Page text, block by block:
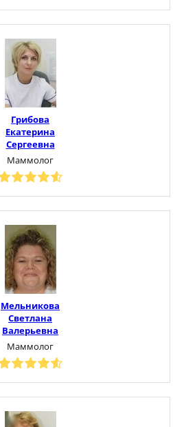
Грибова
Екатерина
Сергеевна
Маммолог
Мельникова
Светлана
Валерьевна
Маммолог